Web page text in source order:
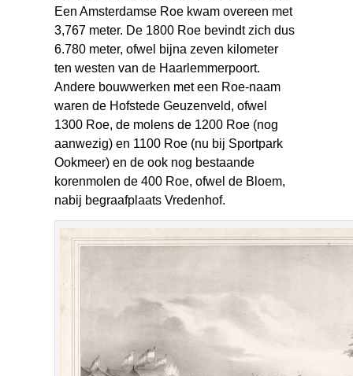
Een Amsterdamse Roe kwam overeen met
3,767 meter. De 1800 Roe bevindt zich dus
6.780 meter, ofwel bijna zeven kilometer
ten westen van de Haarlemmerpoort.
Andere bouwwerken met een Roe-naam
waren de Hofstede Geuzenveld, ofwel
1300 Roe, de molens de 1200 Roe (nog
aanwezig) en 1100 Roe (nu bij Sportpark
Ookmeer) en de ook nog bestaande
korenmolen de 400 Roe, ofwel de Bloem,
nabij begraafplaats Vredenhof.